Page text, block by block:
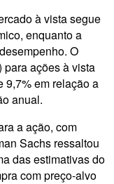
à vista segue
enquanto a
O
ações à vista
9,7% em relação a
anual.
a ação, com
Sachs ressaltou
das estimativas do
com preço-alvo